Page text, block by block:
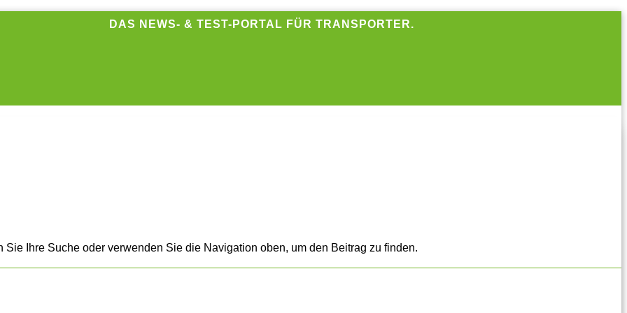
DAS NEWS- & TEST-PORTAL FÜR TRANSPORTER.
Ihre Suche oder verwenden Sie die Navigation oben, um den Beitrag zu finden.